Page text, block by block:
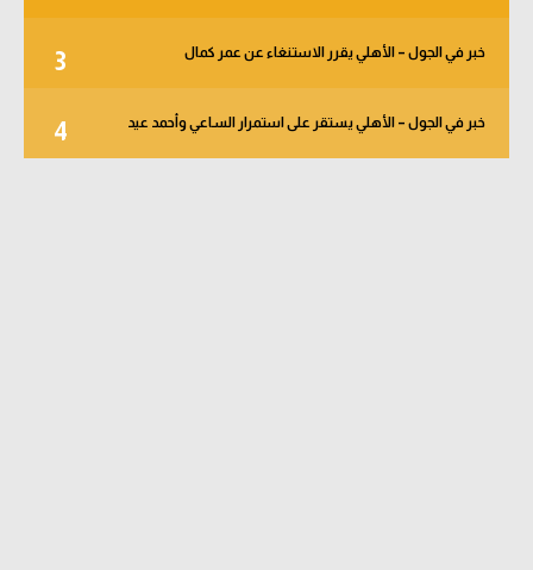
3 خبر في الجول – الأهلي يقرر الاستنغاء عن عمر كمال
4 خبر في الجول – الأهلي يستقر على استمرار الساعي وأحمد عيد